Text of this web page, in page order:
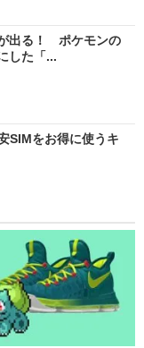
出る！ ポケモンの
した「...
SIMをお得に使うキ